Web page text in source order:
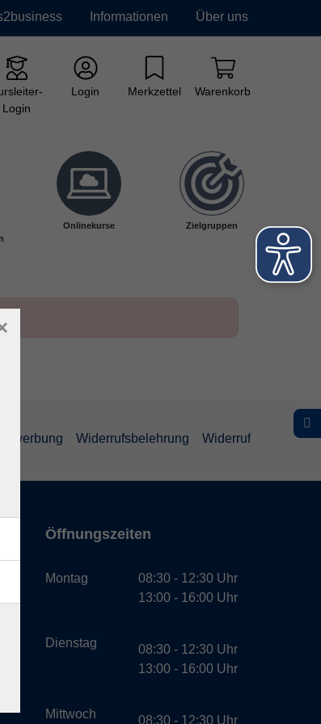
Informationen Über uns
Login
Login Merkzettel Warenkorb
Onlinekurse Zielgruppen
Widerrufsbelehrung Widerruf
Öffnungszeiten
Montag
Dienstag
Mittwoch
08:30 - 12:30 Uhr
13:00 - 16:00 Uhr
08:30 - 12:30 Uhr
13:00 - 16:00 Uhr
08:30 - 12:30 Uhr